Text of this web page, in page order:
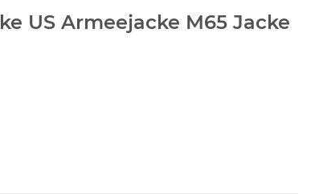
US Armeejacke M65 Jacke